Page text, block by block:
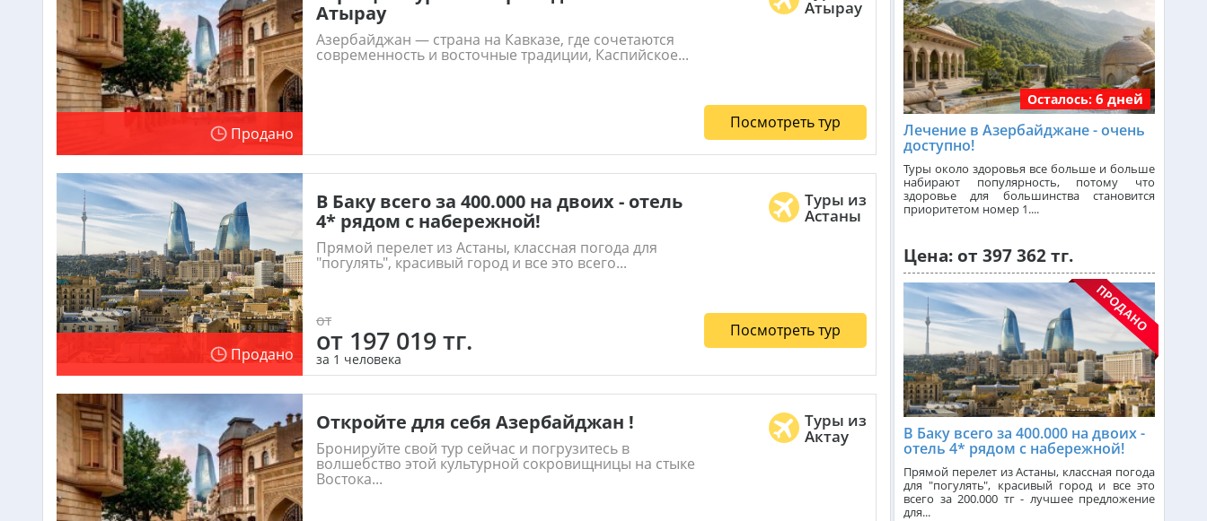
Продано
Атырау
Азербайджан — страна на Кавказе, где сочетаются
современность и восточные традиции, Каспийское...
Атырау
Посмотреть тур
Продано
В Баку всего за 400.000 на двоих - отель
4* рядом с набережной!
Прямой перелет из Астаны, классная погода для
"погулять", красивый город и все это всего...
Туры из
Астаны
от
от 197 019 тг.
за 1 человека
Посмотреть тур
Откройте для себя Азербайджан !
Бронируйте свой тур сейчас и погрузитесь в
волшебство этой культурной сокровищницы на стыке
Востока...
Туры из
Актау
Индонезия (Бали) из Алматы
от 739 000 тг.
Малайзия из Алматы
от 383 000 тг.
Индия (ГОА) из Алматы
Италия из Алматы
Чехия из Алматы
Греция из Алматы
Сейшелы из Алматы
Доминикана из Алматы
Франция из Алматы
Осталось: 6 дней
Лечение в Азербайджане - очень
доступно!
Туры около здоровья все больше и больше
набирают популярность, потому что
здоровье для большинства становится
приоритетом номер 1....
Цена: от 397 362 тг.
В Баку всего за 400.000 на двоих -
отель 4* рядом с набережной!
Прямой перелет из Астаны, классная погода
для "погулять", красивый город и все это
всего за 200.000 тг - лучшее предложение
для...